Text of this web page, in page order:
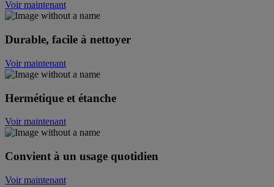
Voir maintenant
Durable, facile à nettoyer
Voir maintenant
Hermétique et étanche
Voir maintenant
Convient à un usage quotidien
Voir maintenant